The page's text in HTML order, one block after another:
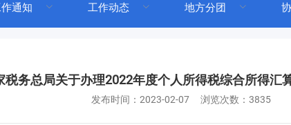
通知 工作动态 地方分团
税务总局关于办理2022年度个人所得税综合所得汇
发布时间： 2023-02-07 浏览次数：3835